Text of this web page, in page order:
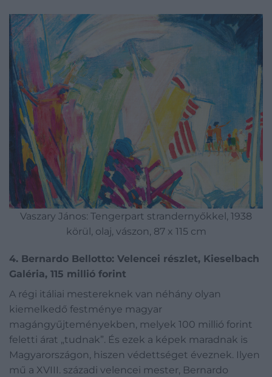
Vaszary János: Tengerpart strandernyőkkel, 1938
körül, olaj, vászon, 87 x 115 cm
4. Bernardo Bellotto: Velencei részlet, Kieselbach
Galéria, 115 millió forint
A régi itáliai mestereknek van néhány olyan
kiemelkedő festménye magyar
magángyűjteményekben, melyek 100 millió forint
feletti árat „tudnak”. És ezek a képek maradnak is
Magyarországon, hiszen védettséget éveznek. Ilyen
mű a XVIII. századi velencei mester, Bernardo